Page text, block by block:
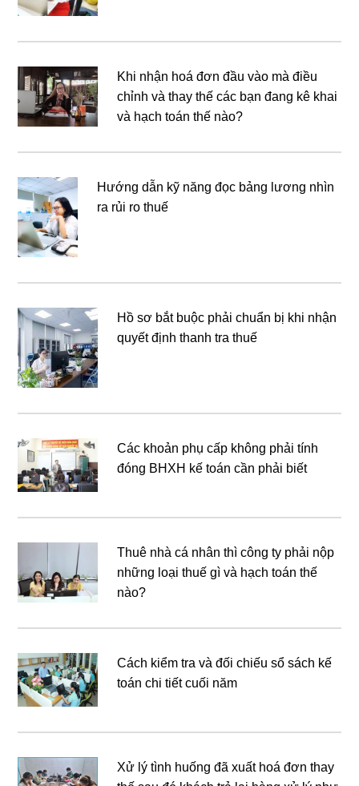
Khi nhận hoá đơn đầu vào mà điều
chỉnh và thay thế các bạn đang kê khai
và hạch toán thế nào?
Hướng dẫn kỹ năng đọc bảng lương nhìn
ra rủi ro thuế
Hồ sơ bắt buộc phải chuẩn bị khi nhận
quyết định thanh tra thuế
Các khoản phụ cấp không phải tính
đóng BHXH kế toán cần phải biết
Thuê nhà cá nhân thì công ty phải nộp
những loại thuế gì và hạch toán thế
nào?
Cách kiểm tra và đối chiếu sổ sách kế
toán chi tiết cuối năm
Xử lý tình huống đã xuất hoá đơn thay